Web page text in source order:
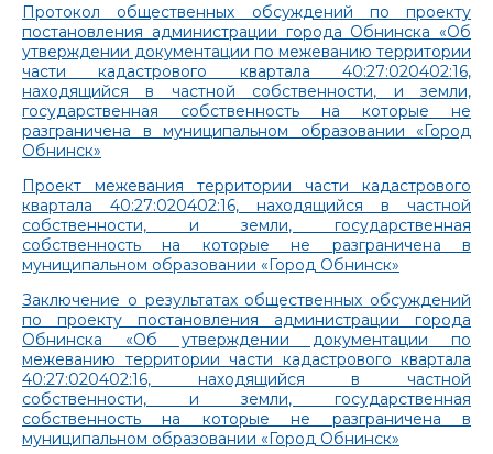
Протокол общественных обсуждений по проекту
постановления администрации города Обнинска «Об
утверждении документации по межеванию территории
части кадастрового квартала 40:27:020402:16,
находящийся в частной собственности, и земли,
государственная собственность на которые не
разграничена в муниципальном образовании «Город
Обнинск»
Проект межевания территории части кадастрового
квартала 40:27:020402:16, находящийся в частной
собственности, и земли, государственная
собственность на которые не разграничена в
муниципальном образовании «Город Обнинск»
Заключение о результатах общественных обсуждений
по проекту постановления администрации города
Обнинска «Об утверждении документации по
межеванию территории части кадастрового квартала
40:27:020402:16, находящийся в частной
собственности, и земли, государственная
собственность на которые не разграничена в
муниципальном образовании «Город Обнинск»